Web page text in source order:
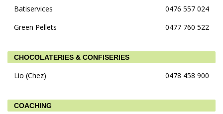
Batiservices
0476 557 024
Green Pellets
0477 760 522
CHOCOLATERIES & CONFISERIES
Lio (Chez) 0478 458 900
COACHING